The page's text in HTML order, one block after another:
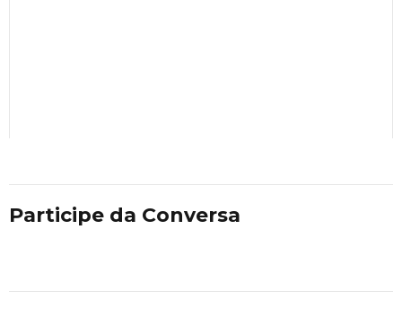
Participe da Conversa